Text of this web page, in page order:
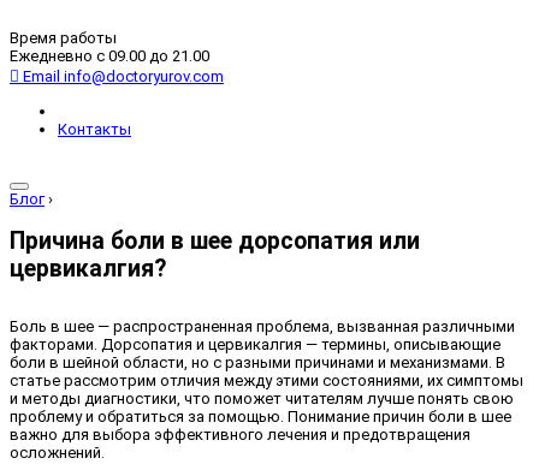
Время работы
Ежедневно с 09.00 до 21.00
Email info@doctoryurov.com
Контакты
Блог ›
Причина боли в шее дорсопатия или
цервикалгия?
Боль в шее — распространенная проблема, вызванная различными
факторами. Дорсопатия и цервикалгия — термины, описывающие
боли в шейной области, но с разными причинами и механизмами. В
статье рассмотрим отличия между этими состояниями, их симптомы
и методы диагностики, что поможет читателям лучше понять свою
проблему и обратиться за помощью. Понимание причин боли в шее
важно для выбора эффективного лечения и предотвращения
осложнений.